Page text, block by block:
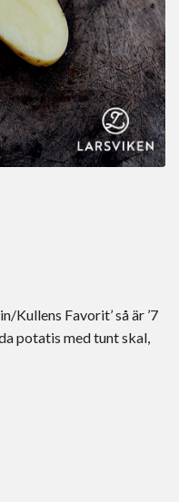
Kullens Favorit’ så är ’7
potatis med tunt skal,